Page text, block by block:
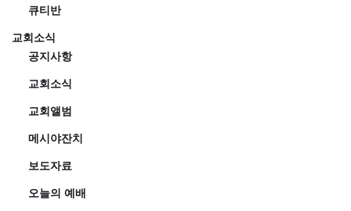
큐티반
교회소식
공지사항
교회소식
교회앨범
메시야잔치
보도자료
오늘의 예배